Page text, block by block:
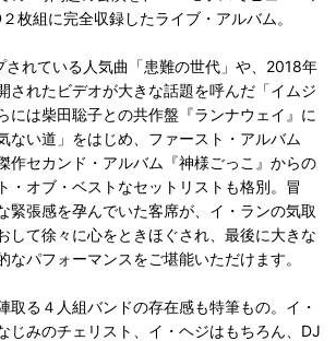
枚組に完全収録したライブ・アルバム。
れている人気曲「患難の世代」や、2018年
されたビデオが大きな話題を呼んだ「イムジ
には柴田聡子との共作盤『ランナウェイ』に
ない道」をはじめ、ファースト・アルバム
作セカンド・アルバム『神様ごっこ』からの
・オブ・ベストなセットリストも格別。冒
緊張感を孕んでいた客席が、イ・ランの気取
して徐々に心をときほぐされ、最後に大きな
なパフォーマンスをご堪能いただけます。
取る４人組バンドの存在感も特筆もの。イ・
じみのチェリスト、イ・ヘジはもちろん、DJ